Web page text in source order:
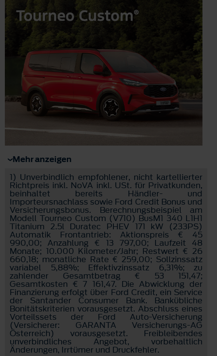
Mehr anzeigen
1) Unverbindlich empfohlener, nicht kartellierter
Richtpreis inkl. NoVA inkl. USt. für Privatkunden,
beinhaltet bereits Händler- und
Importeursnachlass sowie Ford Credit Bonus und
Versicherungsbonus. Berechnungsbeispiel am
Modell Tourneo Custom (V710) BusM1 340 L1H1
Titanium 2.5l Duratec PHEV 171 kW (233PS)
Automatik Frontantrieb: Aktionspreis € 45
990,00; Anzahlung € 13 797,00; Laufzeit 48
Monate; 10.000 Kilometer/Jahr; Restwert € 26
660,18; monatliche Rate € 259,00; Sollzinssatz
variabel 5,88%; Effektivzinssatz 6,31%; zu
zahlender Gesamtbetrag € 53 151,47;
Gesamtkosten € 7 161,47. Die Abwicklung der
Finanzierung erfolgt über Ford Credit, ein Service
der Santander Consumer Bank. Bankübliche
Bonitätskriterien vorausgesetzt. Abschluss eines
Vorteilssets der Ford Auto-Versicherung
(Versicherer: GARANTA Versicherungs-AG
Österreich) vorausgesetzt. Freibleibendes
unverbindliches Angebot, vorbehaltlich
Änderungen, Irrtümer und Druckfehler.